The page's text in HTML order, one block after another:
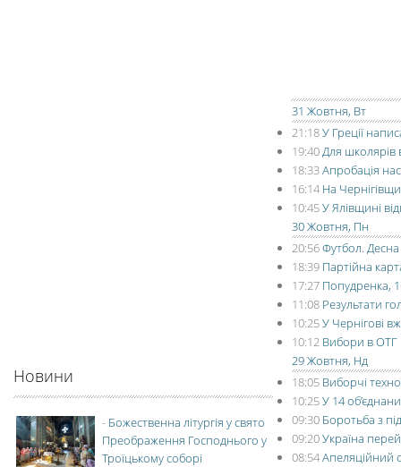
31 Жовтня, Вт
21:18У Греції
19:40Для школярів
18:33Апробація
16:14 На
10:45У Ялівщині
30 Жовтня, Пн
20:56Футбол. Десна
18:39 Партійна
17:27 Попудренка,
11:08 Результати
10:25У Чернігові
10:12 Вибори в ОТГ
29 Жовтня, Нд
18:05 Виборчі
10:25У 14
09:30 Боротьба з
09:20Україна
08:54Апеляційний
Новини
- Божественна літургія у свято
Преображення Господнього у
Троїцькому соборі